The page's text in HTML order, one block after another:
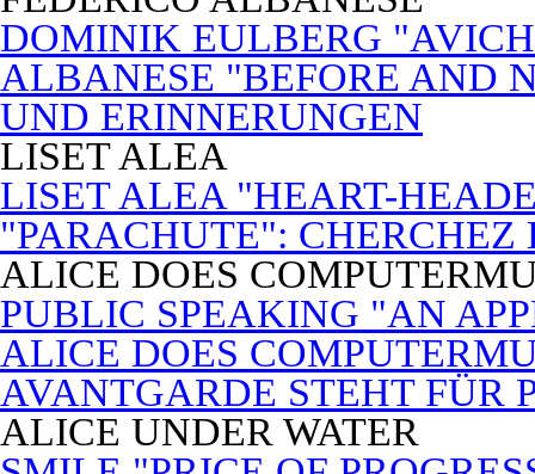
DOMINIK EULBERG
ALBANESE "BEFORE AND
UND ERINNERUNGEN
LISET ALEA
LISET ALEA "HEART-
"PARACHUTE": CHERCHEZ
ALICE DOES
PUBLIC SPEAKING "AN
ALICE DOES
AVANTGARDE STEHT FÜR
ALICE UNDER WATER